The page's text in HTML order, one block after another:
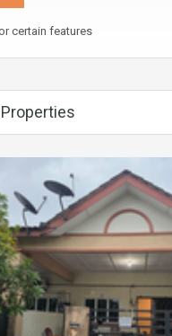
certain features